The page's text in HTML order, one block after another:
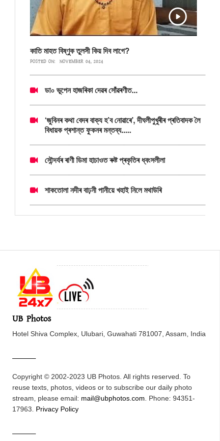
কাতি মাহত বিষ্ণুক তুলসী কিয় দিব লাগে?
POSTED ON: NOVEMBER 04, 2024
ডা০ ভূপেন হাজৰিকা দেৱৰ সোঁৱৰণীত...
‘জুবিনৰ কথা বেদৰ বাক্য হ’ব নোৱাৰে’, দীঘলীপুখুৰীৰ প্ৰতিবাদক লৈ
বিধায়ক প্ৰশান্ত ফুকনৰ মন্তব্য.....
সৌন্দৰ্যৰ ৰাণী ডিমা হাচাওত ৰুষ্ট প্ৰকৃতিৰ ধ্বংসলীলা
শাকতোলা নদীৰ বাঢ়নী পানীয়ে খহাই নিলে মথাউৰি
UB Photos
Hotel Shiva Complex, Ulubari, Guwahati 781007, Assam, India
Copyright © 2002-2023 UB Photos. All rights reserved. To
reuse texts, photos, videos or to subscribe our daily photo
stream, please email: mail@ubphotos.com . Phone: 94351-
17963. Privacy Policy